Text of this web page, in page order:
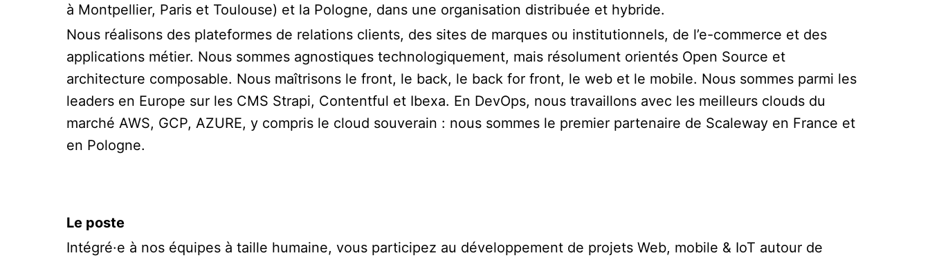
à Montpellier, Paris et Toulouse) et la Pologne, dans une organisation distribuée et hybride.
Nous réalisons des plateformes de relations clients, des sites de marques ou institutionnels, de l’e-commerce et des
applications métier. Nous sommes agnostiques technologiquement, mais résolument orientés Open Source et
architecture composable. Nous maîtrisons le front, le back, le back for front, le web et le mobile. Nous sommes parmi les
leaders en Europe sur les CMS Strapi, Contentful et Ibexa. En DevOps, nous travaillons avec les meilleurs clouds du
marché AWS, GCP, AZURE, y compris le cloud souverain : nous sommes le premier partenaire de Scaleway en France et
en Pologne.
Le poste
Intégré·e à nos équipes à taille humaine, vous participez au développement de projets Web, mobile & IoT autour de